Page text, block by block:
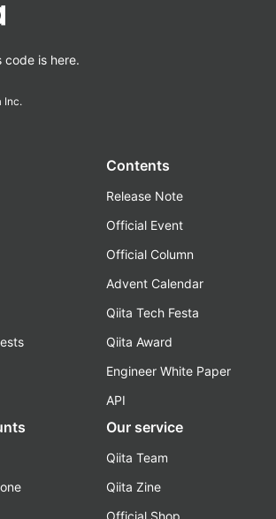
code is here.
Inc.
Contents
Release Note
Official Event
Official Column
Advent Calendar
Qiita Tech Festa
Qiita Award
Engineer White Paper
API
Our service
Qiita Team
Qiita Zine
Official Shop